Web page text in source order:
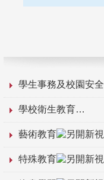
學生事務及校園安全
學校衛生教育
藝術教育
特殊教育